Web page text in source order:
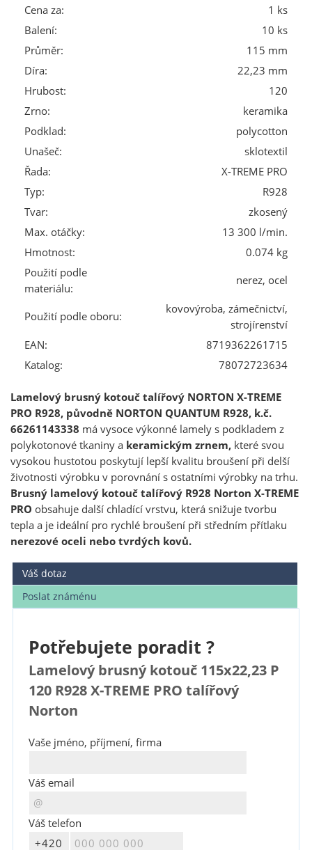
Cena za:
1 ks
Balení:
10 ks
Průměr:
115 mm
Díra:
22,23 mm
Hrubost:
120
Zrno:
keramika
Podklad:
polycotton
Unašeč:
sklotextil
Řada:
X-TREME PRO
Typ:
R928
Tvar:
zkosený
Max. otáčky:
13 300 l/min.
Hmotnost:
0.074 kg
Použití podle
materiálu:
nerez, ocel
Použití podle oboru:
kovovýroba, zámečnictví,
strojírenství
EAN:
8719362261715
Katalog:
78072723634
Lamelový brusný kotouč talířový NORTON X-TREME
PRO R928, původně NORTON QUANTUM R928, k.č.
66261143338 má vysoce výkonné lamely s podkladem z
polykotonové tkaniny a keramickým zrnem, které svou
vysokou hustotou poskytují lepší kvalitu broušení při delší
životnosti výrobku v porovnání s ostatními výrobky na trhu.
Brusný lamelový kotouč talířový R928 Norton X-TREME
PRO obsahuje další chladící vrstvu, která snižuje tvorbu
tepla a je ideální pro rychlé broušení při středním přítlaku
nerezové oceli nebo tvrdých kovů.
Váš dotaz
Poslat známénu
Potřebujete poradit ?
Lamelový brusný kotouč 115x22,23 P
120 R928 X-TREME PRO talířový
Norton
Vaše jméno, příjmení, firma
Váš email
Váš telefon